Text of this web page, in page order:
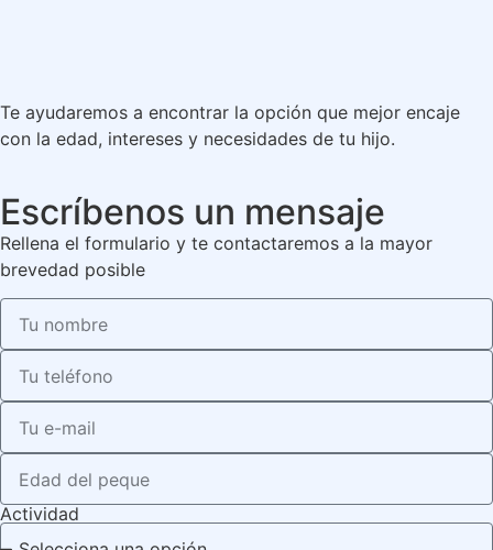
Te ayudaremos a encontrar la opción que mejor encaje
con la edad, intereses y necesidades de tu hijo.
Escríbenos un mensaje
Rellena el formulario y te contactaremos a la mayor
brevedad posible
Actividad